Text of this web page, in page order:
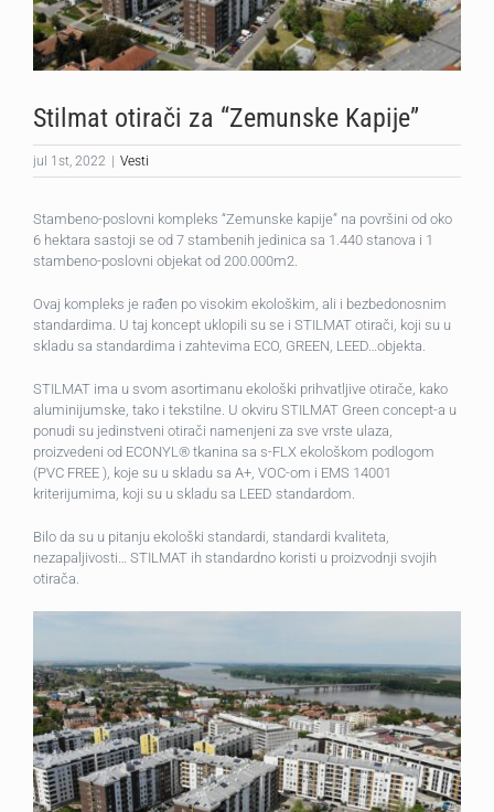
Stilmat otirači za “Zemunske Kapije”
jul 1st, 2022 | Vesti
Stambeno-poslovni kompleks “Zemunske kapije” na površini od oko
6 hektara sastoji se od 7 stambenih jedinica sa 1.440 stanova i 1
stambeno-poslovni objekat od 200.000m2.
Ovaj kompleks je rađen po visokim ekološkim, ali i bezbedonosnim
standardima. U taj koncept uklopili su se i STILMAT otirači, koji su u
skladu sa standardima i zahtevima ECO, GREEN, LEED…objekta.
STILMAT ima u svom asortimanu ekološki prihvatljive otirače, kako
aluminijumske, tako i tekstilne. U okviru STILMAT Green concept-a u
ponudi su jedinstveni otirači namenjeni za sve vrste ulaza,
proizvedeni od ECONYL® tkanina sa s-FLX ekološkom podlogom
(PVC FREE ), koje su u skladu sa A+, VOC-om i EMS 14001
kriterijumima, koji su u skladu sa LEED standardom.
Bilo da su u pitanju ekološki standardi, standardi kvaliteta,
nezapaljivosti… STILMAT ih standardno koristi u proizvodnji svojih
otirača.